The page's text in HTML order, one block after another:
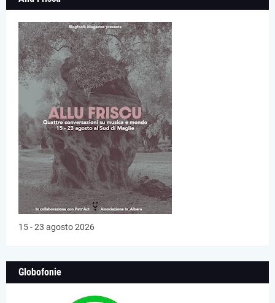
15 - 23 agosto 2026
Globofonie